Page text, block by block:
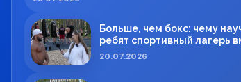
Больше, чем бокс: чему
ребят спортивный лагерь
Максимом Вильде
20.07.2026